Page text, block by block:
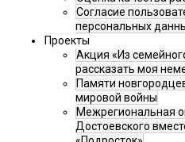
Согласие
персональных
Проекты
Акция «Из
рассказать моя
Памяти
мировой войны
Межрегиональная
Достоевского